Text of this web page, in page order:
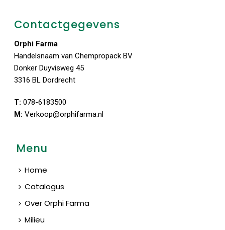
Contactgegevens
Orphi Farma
Handelsnaam van Chempropack BV
Donker Duyvisweg 45
3316 BL Dordrecht
T: 078-6183500
M: Verkoop@orphifarma.nl
Menu
Home
Catalogus
Over Orphi Farma
Milieu